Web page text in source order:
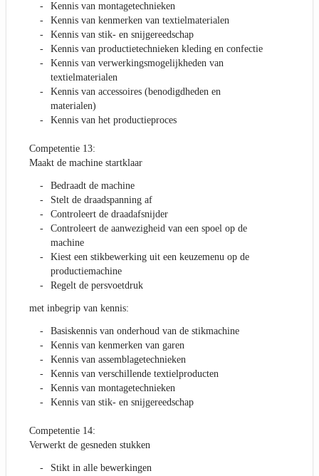
Kennis van montagetechnieken
Kennis van kenmerken van textielmaterialen
Kennis van stik- en snijgereedschap
Kennis van productietechnieken kleding en confectie
Kennis van verwerkingsmogelijkheden van
textielmaterialen
Kennis van accessoires (benodigdheden en
materialen)
Kennis van het productieproces
Competentie 13:
Maakt de machine startklaar
Bedraadt de machine
Stelt de draadspanning af
Controleert de draadafsnijder
Controleert de aanwezigheid van een spoel op de
machine
Kiest een stikbewerking uit een keuzemenu op de
productiemachine
Regelt de persvoetdruk
met inbegrip van kennis:
Basiskennis van onderhoud van de stikmachine
Kennis van kenmerken van garen
Kennis van assemblagetechnieken
Kennis van verschillende textielproducten
Kennis van montagetechnieken
Kennis van stik- en snijgereedschap
Competentie 14:
Verwerkt de gesneden stukken
Stikt in alle bewerkingen